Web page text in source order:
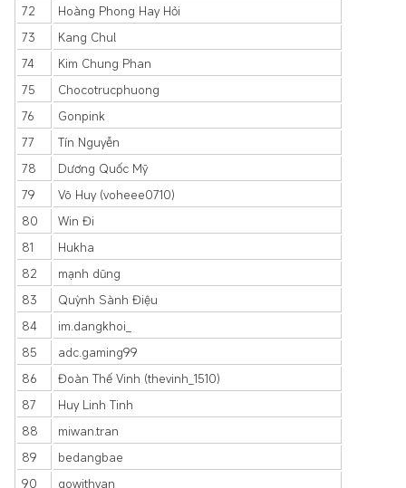
72
Hoàng Phong Hay Hỏi
73
Kang Chul
74
Kim Chung Phan
75
Chocotrucphuong
76
Gonpink
77
Tín Nguyễn
78
Dương Quốc Mỹ
79
Võ Huy (voheee0710)
80
Win Đi
81
Hukha
82
mạnh dũng
83
Quỳnh Sành Điệu
84
im.dangkhoi_
85
adc.gaming99
86
Đoàn Thế Vinh (thevinh_1510)
87
Huy Linh Tinh
88
miwan.tran
89
bedangbae
90
gowithvan